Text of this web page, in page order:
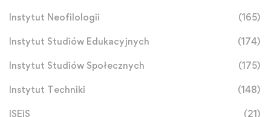
Instytut Neofilologii (165)
Instytut Studiów Edukacyjnych (174)
Instytut Studiów Społecznych (175)
Instytut Techniki (148)
ISEiS (21)